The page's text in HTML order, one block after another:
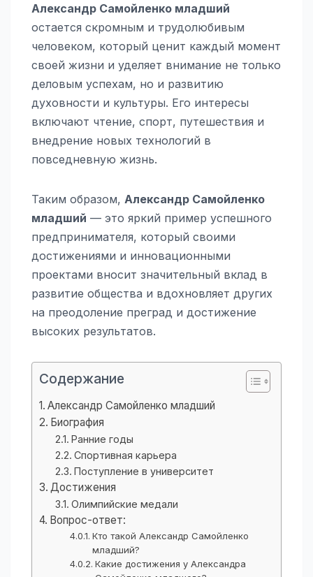
Александр Самойленко младший
остается скромным и трудолюбивым
человеком, который ценит каждый момент
своей жизни и уделяет внимание не только
деловым успехам, но и развитию
духовности и культуры. Его интересы
включают чтение, спорт, путешествия и
внедрение новых технологий в
повседневную жизнь.
Таким образом, Александр Самойленко
младший — это яркий пример успешного
предпринимателя, который своими
достижениями и инновационными
проектами вносит значительный вклад в
развитие общества и вдохновляет других
на преодоление преград и достижение
высоких результатов.
Содержание
Александр Самойленко младший
Биография
Ранние годы
Спортивная карьера
Поступление в университет
Достижения
Олимпийские медали
Вопрос-ответ:
Кто такой Александр Самойленко
младший?
Какие достижения у Александра